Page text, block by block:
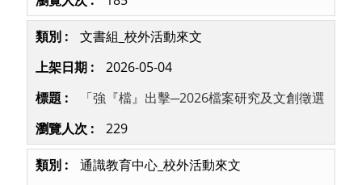
文書組_校外活動來文
2026-05-04
「強『檔』出擊─2026檔案研究及文創徵選
229
通識教育中心_校外活動來文